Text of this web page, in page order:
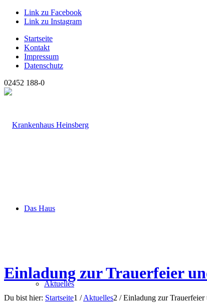
Link zu Facebook
Link zu Instagram
Startseite
Kontakt
Impressum
Datenschutz
02452 188-0
Das Haus
Aktuelles
Einladung zur Trauerfeier
Du bist hier: Startseite1 / Aktuelles2 / Einladung zur Trauerfeier